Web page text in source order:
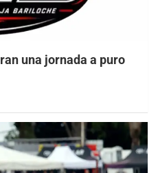
una jornada a puro